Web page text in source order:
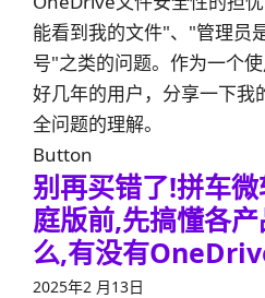
能看到我的文件"、"管理员
号"之类的问题。作为一个
好几年的用户，分享一下我
全问题的理解。
Button
别再买错了!拼车
庭版前,先搞懂各
么,有没有
2025年2 月13日